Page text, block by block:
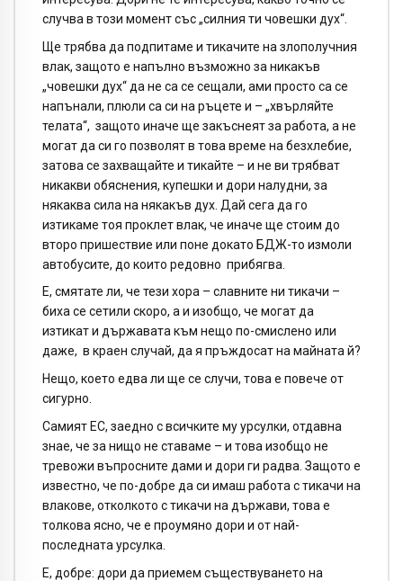
случва в този момент със „силния ти човешки дух“.
Ще трябва да подпитаме и тикачите на злополучния
влак, защото е напълно възможно за никакъв
„човешки дух“ да не са се сещали, ами просто са се
напънали, плюли са си на ръцете и – „хвърляйте
телата“, защото иначе ще закъснеят за работа, а не
могат да си го позволят в това време на безхлебие,
затова се захващайте и тикайте – и не ви трябват
никакви обяснения, купешки и дори налудни, за
някаква сила на някакъв дух. Дай сега да го
изтикаме тоя проклет влак, че иначе ще стоим до
второ пришествие или поне докато БДЖ-то измоли
автобусите, до които редовно прибягва.
Е, смятате ли, че тези хора – славните ни тикачи –
биха се сетили скоро, а и изобщо, че могат да
изтикат и държавата към нещо по-смислено или
даже, в краен случай, да я пръждосат на майната й?
Нещо, което едва ли ще се случи, това е повече от
сигурно.
Самият ЕС, заедно с всичките му урсулки, отдавна
знае, че за нищо не ставаме – и това изобщо не
тревожи въпросните дами и дори ги радва. Защото е
известно, че по-добре да си имаш работа с тикачи на
влакове, отколкото с тикачи на държави, това е
толкова ясно, че е проумяно дори и от най-
последната урсулка.
Е, добре: дори да приемем съществуването на